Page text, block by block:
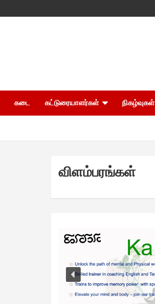
கடை கட்டுரையாளர்கள் நிகழ்வுகள்
விளம்பரங்கள்